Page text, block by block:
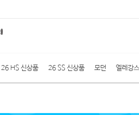
26 HS 신상품 26 SS 신상품 모던 엘레강스